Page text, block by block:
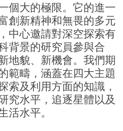
個大的極限。它的進一
創新精神和無畏的多元
中心邀請對深空探索有
背景的研究員參與合
地貌、新機會。我們期
範疇，涵蓋在四大主題
索及利用方面的知識，
究水平，追逐星體以及
活水平。